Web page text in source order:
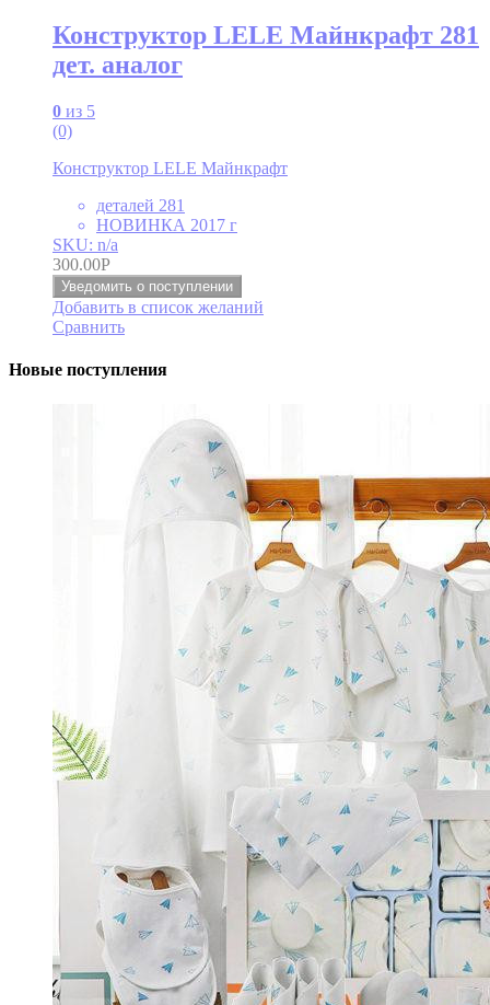
Конструктор LELE Майнкрафт 281
дет. аналог
0 из 5
(0)
Конструктор LELE Майнкрафт
деталей 281
НОВИНКА 2017 г
SKU: n/a
300.00Р
Уведомить о поступлении
Добавить в список желаний
Сравнить
Новые поступления